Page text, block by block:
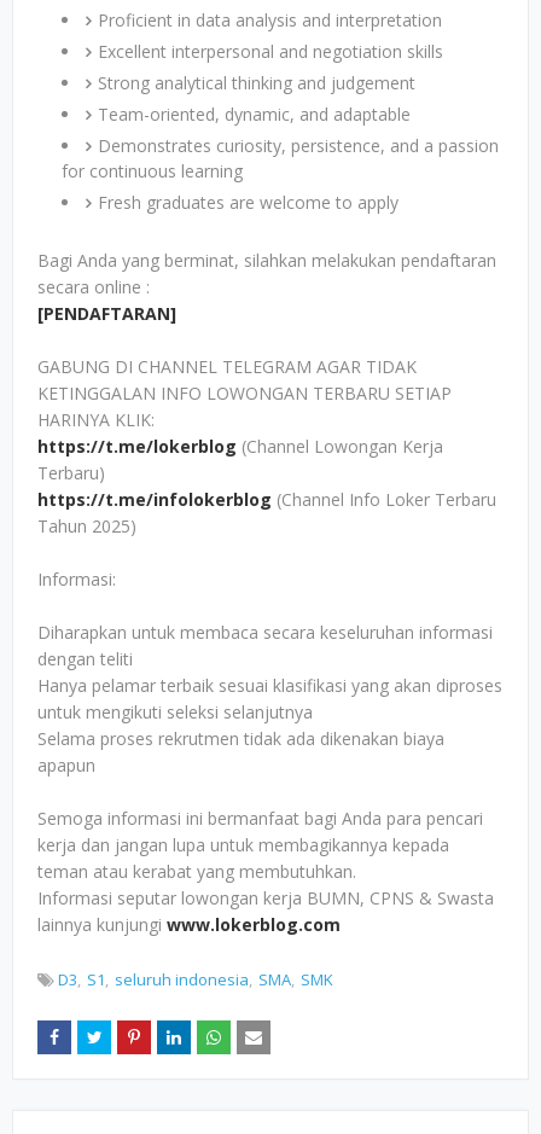
Proficient in data analysis and interpretation
Excellent interpersonal and negotiation skills
Strong analytical thinking and judgement
Team-oriented, dynamic, and adaptable
Demonstrates curiosity, persistence, and a passion
for continuous learning
Fresh graduates are welcome to apply
Bagi Anda yang berminat, silahkan melakukan pendaftaran
secara online :
[PENDAFTARAN]
GABUNG DI CHANNEL TELEGRAM AGAR TIDAK
KETINGGALAN INFO LOWONGAN TERBARU SETIAP
HARINYA KLIK:
https://t.me/lokerblog (Channel Lowongan Kerja
Terbaru)
https://t.me/infolokerblog (Channel Info Loker Terbaru
Tahun 2025)
Informasi:
Diharapkan untuk membaca secara keseluruhan informasi
dengan teliti
Hanya pelamar terbaik sesuai klasifikasi yang akan diproses
untuk mengikuti seleksi selanjutnya
Selama proses rekrutmen tidak ada dikenakan biaya
apapun
Semoga informasi ini bermanfaat bagi Anda para pencari
kerja dan jangan lupa untuk membagikannya kepada
teman atau kerabat yang membutuhkan.
Informasi seputar lowongan kerja BUMN, CPNS & Swasta
lainnya kunjungi www.lokerblog.com
D3 S1 seluruh indonesia SMA SMK